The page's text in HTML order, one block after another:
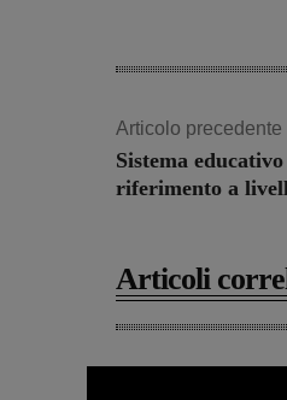
Articolo precedente
Sistema
riferimento a
Articoli